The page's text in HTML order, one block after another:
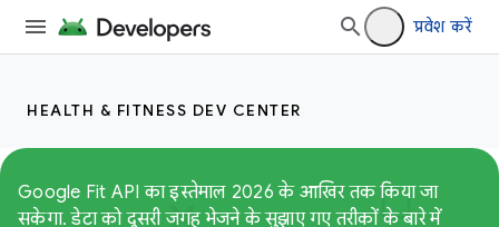
प्रवेश करें
HEALTH & FITNESS DEV CENTER
Google Fit API का इस्तेमाल 2026 के आखिर तक किया जा
सकेगा. डेटा को दूसरी जगह भेजने के सुझाए गए तरीकों के बारे में